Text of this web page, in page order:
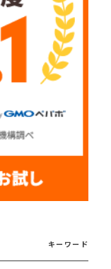
キーワード